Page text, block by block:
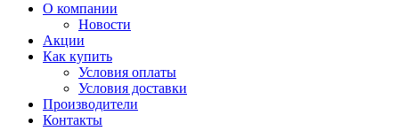
О компании
Новости
Акции
Как купить
Условия оплаты
Условия доставки
Производители
Контакты